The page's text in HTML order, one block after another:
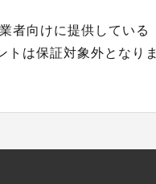
者向けに提供している
トは保証対象外となりま